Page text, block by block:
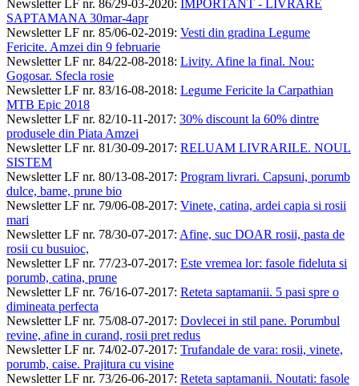
Newsletter LF nr. 86/29-03-2020: IMPORTANT - LIVRARE
SAPTAMANA 30mar-4apr
Newsletter LF nr. 85/06-02-2019: Vesti din gradina Legume
Fericite. Amzei din 9 februarie
Newsletter LF nr. 84/22-08-2018: Livity. Afine la final. Nou:
Gogosar. Sfecla rosie
Newsletter LF nr. 83/16-08-2018: Legume Fericite la Carpathian
MTB Epic 2018
Newsletter LF nr. 82/10-11-2017: 30% discount la 60% dintre
produsele din Piata Amzei
Newsletter LF nr. 81/30-09-2017: RELUAM LIVRARILE. NOUL
SISTEM
Newsletter LF nr. 80/13-08-2017: Program livrari. Capsuni, porumb
dulce, bame, prune bio
Newsletter LF nr. 79/06-08-2017: Vinete, catina, ardei capia si rosii
mari
Newsletter LF nr. 78/30-07-2017: Afine, suc DOAR rosii, pasta de
rosii cu busuioc,
Newsletter LF nr. 77/23-07-2017: Este vremea lor: fasole fideluta si
porumb, catina, prune
Newsletter LF nr. 76/16-07-2017: Reteta saptamanii. 5 pasi spre o
dimineata perfecta
Newsletter LF nr. 75/08-07-2017: Dovlecei in stil pane. Porumbul
revine, afine in curand, rosii pret redus
Newsletter LF nr. 74/02-07-2017: Trufandale de vara: rosii, vinete,
porumb, caise. Prajitura cu visine
Newsletter LF nr. 73/26-06-2017: Reteta saptamanii. Noutati: fasole